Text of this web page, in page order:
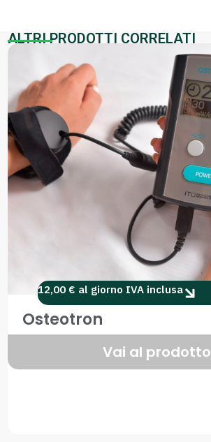
ALTRI PRODOTTI CORRELATI
12,00 € al giorno IVA inclusa
Osteotron
Vai al prodotto